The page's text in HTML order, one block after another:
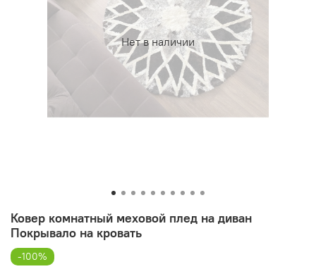
Нет в наличии
Ковер комнатный меховой плед на диван
Покрывало на кровать
-100%